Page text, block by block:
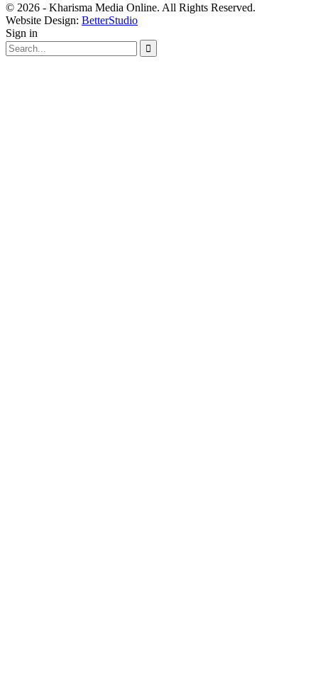
© 2026 - Kharisma Media Online. All Rights Reserved.
Website Design: BetterStudio
Sign in